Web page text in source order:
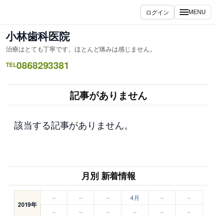
ス
キ
ッ
ログイン MENU
小林歯科医院
治療はとても丁寧です。ほとんど痛みは感じません。
TEL0868293381
記事がありません
該当する記事がありません。
月別 新着情報
2019年
– – – 4月 –
–
–
– – – – –